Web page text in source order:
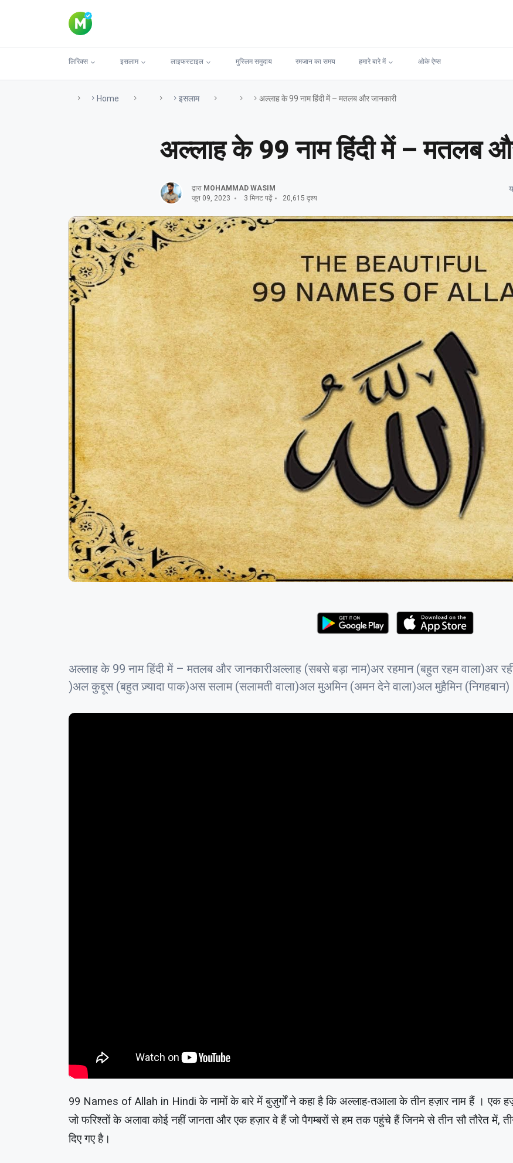
लिरिक्स इसलाम लाइफस्टाइल मुस्लिम समुदाय रमजान का समय हमारे बारे में ओके ऐप्स
Home इसलाम अल्लाह के 99 नाम हिंदी में – मतलब और जानकारी
अल्लाह के 99 नाम हिंदी में – मतलब
द्वारा MOHAMMAD WASIM
जून 09, 2023
3 मिनट पढ़ें 20,615 दृश्य
अल्लाह के 99 नाम हिंदी में – मतलब और जानकारीअल्लाह (सबसे बड़ा नाम)अर रहमान (बहुत रहम वाला)अर
)अल कुद्दूस (बहुत ज़्यादा पाक)अस सलाम (सलामती वाला)अल मुअमिन (अमन देने वाला)अल मुहैमिन (निगहबान)
99 Names of Allah in Hindi के नामों के बारे में बुज़ुर्गों ने कहा है कि अल्लाह-तआला के तीन हज़ार नाम हैं । एक
जो फरिश्तों के अलावा कोई नहीं जानता और एक हज़ार वे हैं जो पैगम्बरों से हम तक पहुंचे हैं जिनमे से तीन सौ तौरेत
दिए गए है।